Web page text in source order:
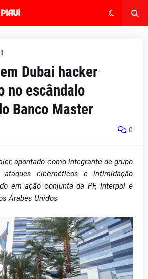
Dubai hacker
no escândalo
Banco Master
0
apontado como integrante de grupo
ataques cibernéticos e intimidação
em ação conjunta da PF, Interpol e
Árabes Unidos